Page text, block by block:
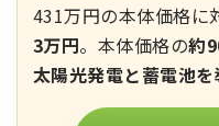
431万円の本体価格に
3万円。本体価格の約
太陽光発電と蓄電池を